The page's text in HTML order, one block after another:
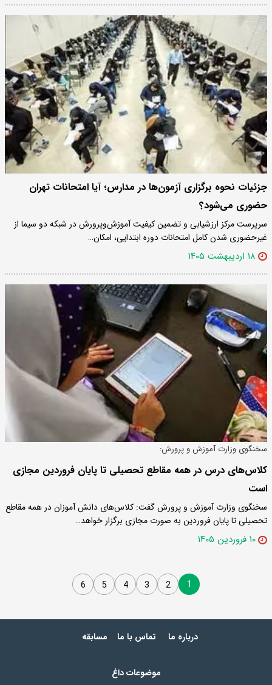
جزئیات نحوه برگزاری آزمون‌ها در مدارس؛ آیا امتحانات تهران
حضوری می‌شود؟
سرپرست مرکز ارزشیابی و تضمین کیفیت آموزش‌وپرورش در شبکه دو سیما از
غیرحضوری شدن کامل امتحانات دوره ابتدایی، امکان…
۱۸ اردیبهشت ۱۴۰۵
سخنگوی وزارت آموزش و پرورش:
کلاس‌های درس در همه مقاطع تحصیلی تا پایان فروردین مجازی
است
سخنگوی وزارت آموزش و پرورش گفت: کلاس‌های دانش آموزان در همه مقاطع
تحصیلی تا پایان فروردین به صورت مجازی برگزار خواهد…
۱۰ فروردین ۱۴۰۵
1
2
3
4
5
6
درباره ما تماس با ما مسابقه
موضوعات داغ